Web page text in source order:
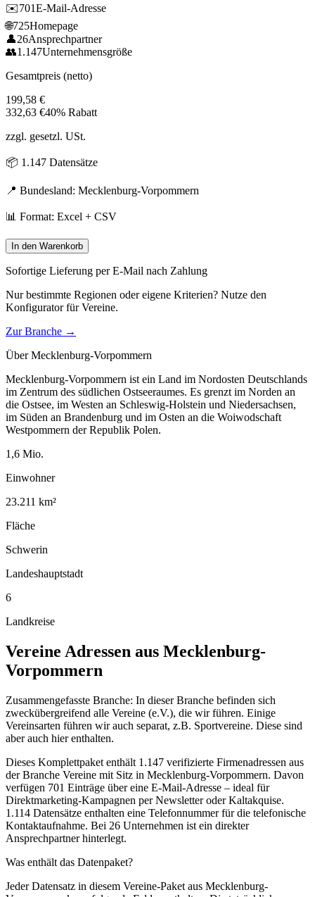
✉️701E-Mail-Adresse
🌐725Homepage
👤26Ansprechpartner
👥1.147Unternehmensgröße
Gesamtpreis (netto)
199,58 €
332,63 €40% Rabatt
zzgl. gesetzl. USt.
📦 1.147 Datensätze
📍 Bundesland: Mecklenburg-Vorpommern
📊 Format: Excel + CSV
In den Warenkorb
Sofortige Lieferung per E-Mail nach Zahlung
Nur bestimmte Regionen oder eigene Kriterien? Nutze den
Konfigurator fürVereine.
Zur Branche →
ÜberMecklenburg-Vorpommern
Mecklenburg-Vorpommern ist ein Land im Nordosten Deutschlands
im Zentrum des südlichen Ostseeraumes. Es grenzt im Norden an
die Ostsee, im Westen an Schleswig-Holstein und Niedersachsen,
im Süden an Brandenburg und im Osten an die Woiwodschaft
Westpommern der Republik Polen.
1,6 Mio.
Einwohner
23.211 km²
Fläche
Schwerin
Landeshauptstadt
6
Landkreise
Vereine Adressen aus Mecklenburg-
Vorpommern
Zusammengefasste Branche: In dieser Branche befinden sich
zweckübergreifend alle Vereine (e.V.), die wir führen. Einige
Vereinsarten führen wir auch separat, z.B. Sportvereine. Diese sind
aber auch hier enthalten.
Dieses Komplettpaket enthält 1.147 verifizierte Firmenadressen aus
der Branche Vereine mit Sitz in Mecklenburg-Vorpommern. Davon
verfügen 701 Einträge über eine E-Mail-Adresse – ideal für
Direktmarketing-Kampagnen per Newsletter oder Kaltakquise.
1.114 Datensätze enthalten eine Telefonnummer für die telefonische
Kontaktaufnahme. Bei 26 Unternehmen ist ein direkter
Ansprechpartner hinterlegt.
Was enthält das Datenpaket?
Jeder Datensatz in diesem Vereine-Paket aus Mecklenburg-